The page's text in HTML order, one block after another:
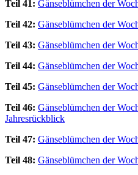
Teil 41: Gänseblümchen der
Teil 42: Gänseblümchen der
Teil 43: Gänseblümchen der
Teil 44: Gänseblümchen der
Teil 45: Gänseblümchen der
Teil 46: Gänseblümchen der
Jahresrückblick
Teil 47: Gänseblümchen der
Teil 48: Gänseblümchen der